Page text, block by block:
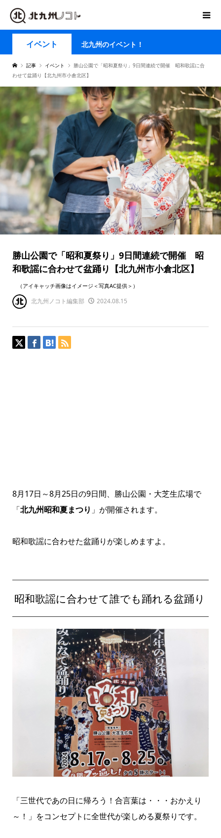
イベント 北九州のイベント！
記事 イベント
勝山公園で「昭和夏祭り」9日間連続で開催 昭和歌謡に合
わせて盆踊り【北九州市小倉北区】
勝山公園で「昭和夏祭り」9日間連続で開催 昭
和歌謡に合わせて盆踊り【北九州市小倉北区】
（アイキャッチ画像はイメージ＜写真AC提供＞）
北九州ノコト編集部 2024.08.15
8月17日～8月25日の9日間、勝山公園・大芝生広場で
「北九州昭和夏まつり 」が開催されます。
昭和歌謡に合わせた盆踊りが楽しめますよ。
昭和歌謡に合わせて誰でも踊れる盆踊り
「三世代であの日に帰ろう！合言葉は・・・おかえり
～！」をコンセプトに全世代が楽しめる夏祭りです。